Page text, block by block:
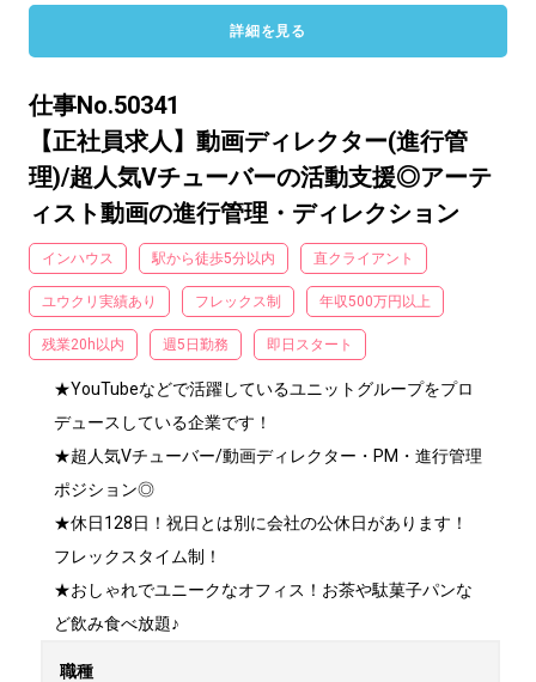
詳細を見る
仕事No.50341
【正社員求人】動画ディレクター(進行管
理)/超人気Vチューバーの活動支援◎アーテ
ィスト動画の進行管理・ディレクション
インハウス 駅から徒歩5分以内 直クライアント
ユウクリ実績あり フレックス制 年収500万円以上
残業20h以内 週5日勤務 即日スタート
★YouTubeなどで活躍しているユニットグループをプロ
デュースしている企業です！
★超人気Vチューバー/動画ディレクター・PM・進行管理
ポジション◎
★休日128日！祝日とは別に会社の公休日があります！
フレックスタイム制！
★おしゃれでユニークなオフィス！お茶や駄菓子パンな
ど飲み食べ放題♪
職種